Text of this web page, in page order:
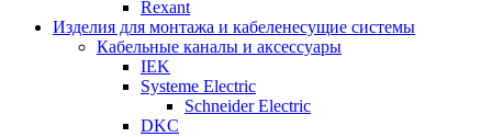
Rexant
Изделия для монтажа и кабеленесущие системы
Кабельные каналы и аксессуары
IEK
Systeme Electric
Schneider Electric
DKC